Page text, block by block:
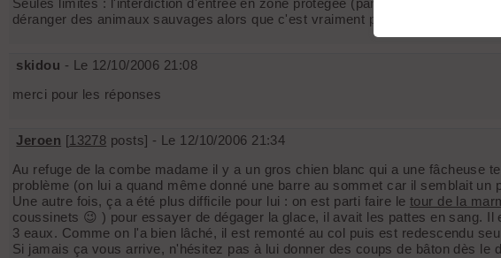
Seules limites : l'interdiction d'entrée en zone protégée (parc naturel ou
déranger des animaux sauvages alors que c'est vraiment pas le moment pour
skidou - Le 12/10/2006 21:08
merci pour les réponses
Jeroen [13278 posts] - Le 12/10/2006 21:34
Au refuge de la combe madame il y a un gros chien blanc qui a une
problème (on lui a quand même donné une barre au sommet car il semblait un
Une autre fois, ça a été plus difficile pour lui : on est parti faire le tour de la
coussinets 😉 ) pour essayer de dégager la glace, il avait les pattes en sang.
3 eaux. Comme on l'a bien lâché, il est remonté au col puis est redescendu
Si jamais ça vous arrive, n'hésitez pas à lui donner des coups de bâton dès